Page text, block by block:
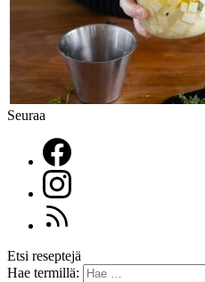
Seuraa
Etsi reseptejä
Hae termillä: